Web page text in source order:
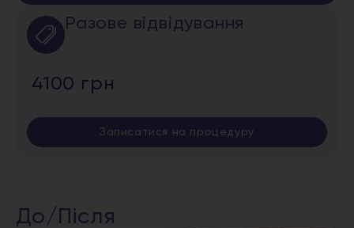
Разове відвідування
4100 грн
Записатися на процедуру
До/Після